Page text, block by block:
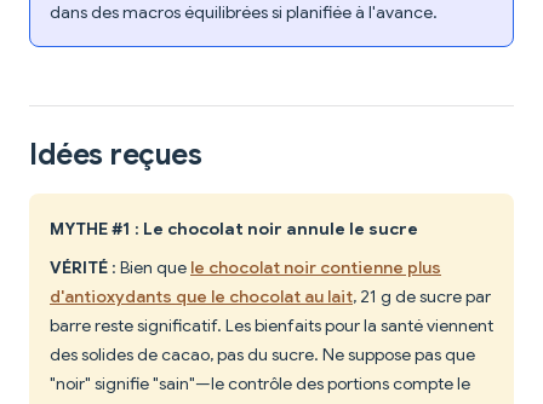
dans des macros équilibrées si planifiée à l'avance.
Idées reçues
MYTHE #1 : Le chocolat noir annule le sucre
VÉRITÉ : Bien que le chocolat noir contienne plus
d'antioxydants que le chocolat au lait, 21 g de sucre par
barre reste significatif. Les bienfaits pour la santé viennent
des solides de cacao, pas du sucre. Ne suppose pas que
"noir" signifie "sain"—le contrôle des portions compte le